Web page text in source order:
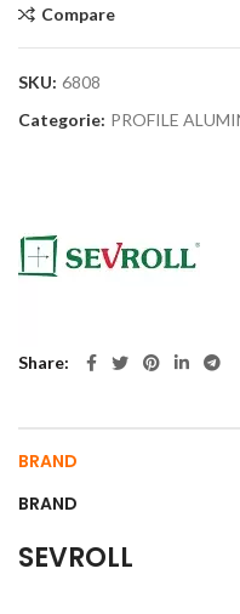
Compare
SKU: 6808
Categorie: PROFILE
Share
BRAND
BRAND
SEVROLL